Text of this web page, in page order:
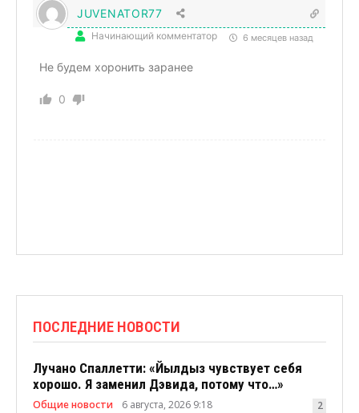
JUVENATOR77
Начинающий комментатор 6 месяцев назад
Не будем хоронить заранее
0
ПОСЛЕДНИЕ НОВОСТИ
Лучано Спаллетти: «Йылдыз чувствует себя
хорошо. Я заменил Дэвида, потому что…»
Общие новости 6 августа, 2026 9:18 2